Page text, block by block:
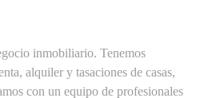
inmobiliario. Tenemos
alquiler y tasaciones de casas,
con un equipo de profesionales